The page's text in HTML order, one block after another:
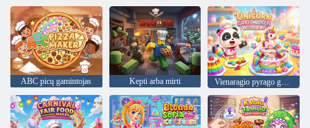
ABC picų gamintojas Kepti arba mirti Vienaragio pyrago gaminimo dekoravimas